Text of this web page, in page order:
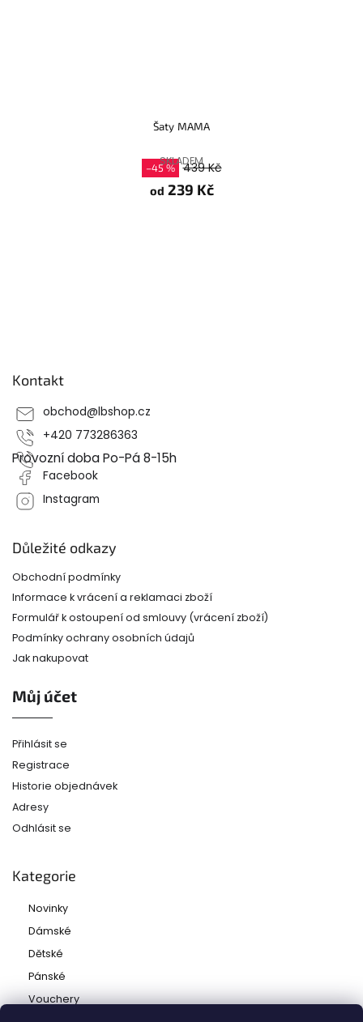
Šaty MAMA
SKLADEM
–45 % 439 Kč
od 239 Kč
Kontakt
obchod@lbshop.cz
+420 773286363
Provozní doba Po-Pá 8-15h
Facebook
Instagram
Důležité odkazy
Obchodní podmínky
Informace k vrácení a reklamaci zboží
Formulář k ostoupení od smlouvy (vrácení zboží)
Podmínky ochrany osobních údajů
Jak nakupovat
Můj účet
Přihlásit se
Registrace
Historie objednávek
Adresy
Odhlásit se
Kategorie
Novinky
Dámské
Dětské
Pánské
Vouchery